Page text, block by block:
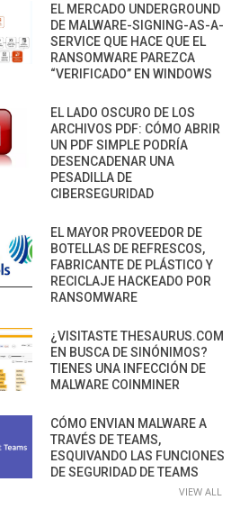
EL MERCADO UNDERGROUND
DE MALWARE-SIGNING-AS-A-
SERVICE QUE HACE QUE EL
RANSOMWARE PAREZCA
“VERIFICADO” EN WINDOWS
EL LADO OSCURO DE LOS
ARCHIVOS PDF: CÓMO ABRIR
UN PDF SIMPLE PODRÍA
DESENCADENAR UNA
PESADILLA DE
CIBERSEGURIDAD
EL MAYOR PROVEEDOR DE
BOTELLAS DE REFRESCOS,
FABRICANTE DE PLÁSTICO Y
RECICLAJE HACKEADO POR
RANSOMWARE
¿VISITASTE THESAURUS.COM
EN BUSCA DE SINÓNIMOS?
TIENES UNA INFECCIÓN DE
MALWARE COINMINER
CÓMO ENVIAN MALWARE A
TRAVÉS DE TEAMS,
ESQUIVANDO LAS FUNCIONES
DE SEGURIDAD DE TEAMS
VIEW ALL